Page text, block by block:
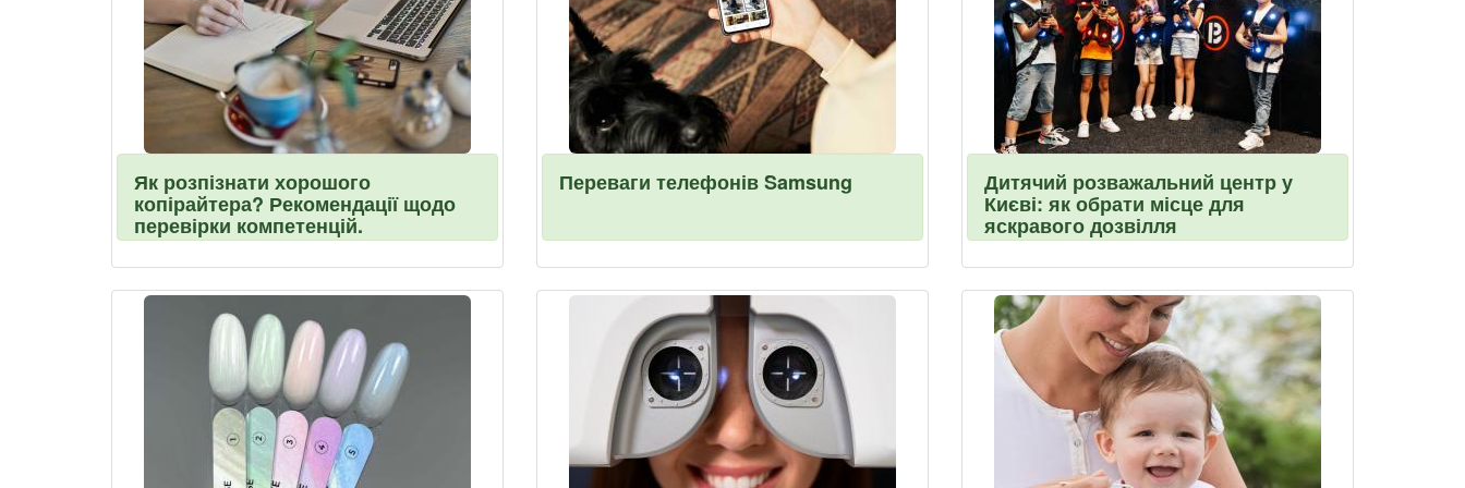
Як розпізнати хорошого
копірайтера? Рекомендації щодо
перевірки компетенцій.
Переваги телефонів Samsung Дитячий розважальний центр у
Києві: як обрати місце для
яскравого дозвілля